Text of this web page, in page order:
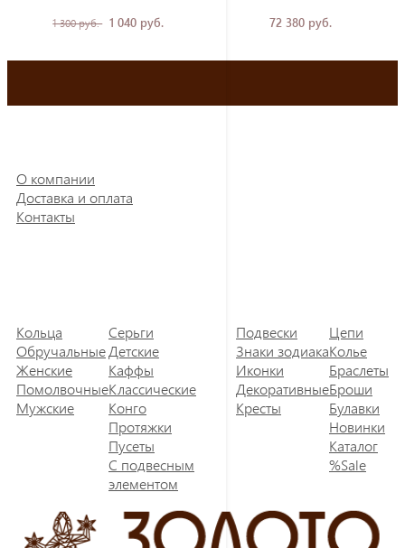
1 300 руб. 1 040 руб. 72 380 руб.
О компании
Доставка и оплата
Контакты
Кольца
Обручальные
Женские
Помолвочные
Мужские
Серьги
Детские
Каффы
Классические
Конго
Протяжки
Пусеты
С подвесным
элементом
Подвески
Знаки зодиака
Иконки
Декоративные
Кресты
Цепи
Колье
Браслеты
Броши
Булавки
Новинки
Каталог
%Sale